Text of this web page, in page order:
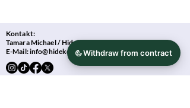
Kontakt:
Tamara Michael / Hidekos Artwork
E-Mail:info@hidekosartwork.com